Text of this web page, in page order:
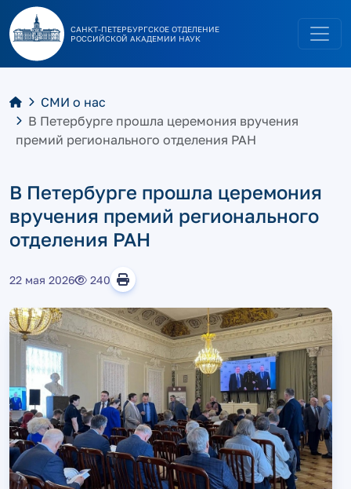
САНКТ-ПЕТЕРБУРГСКОЕ ОТДЕЛЕНИЕ
РОССИЙСКОЙ АКАДЕМИИ НАУК
СМИ о нас
В Петербурге прошла церемония вручения
премий регионального отделения РАН
В Петербурге прошла церемония
вручения премий регионального
отделения РАН
22 мая 2026 240